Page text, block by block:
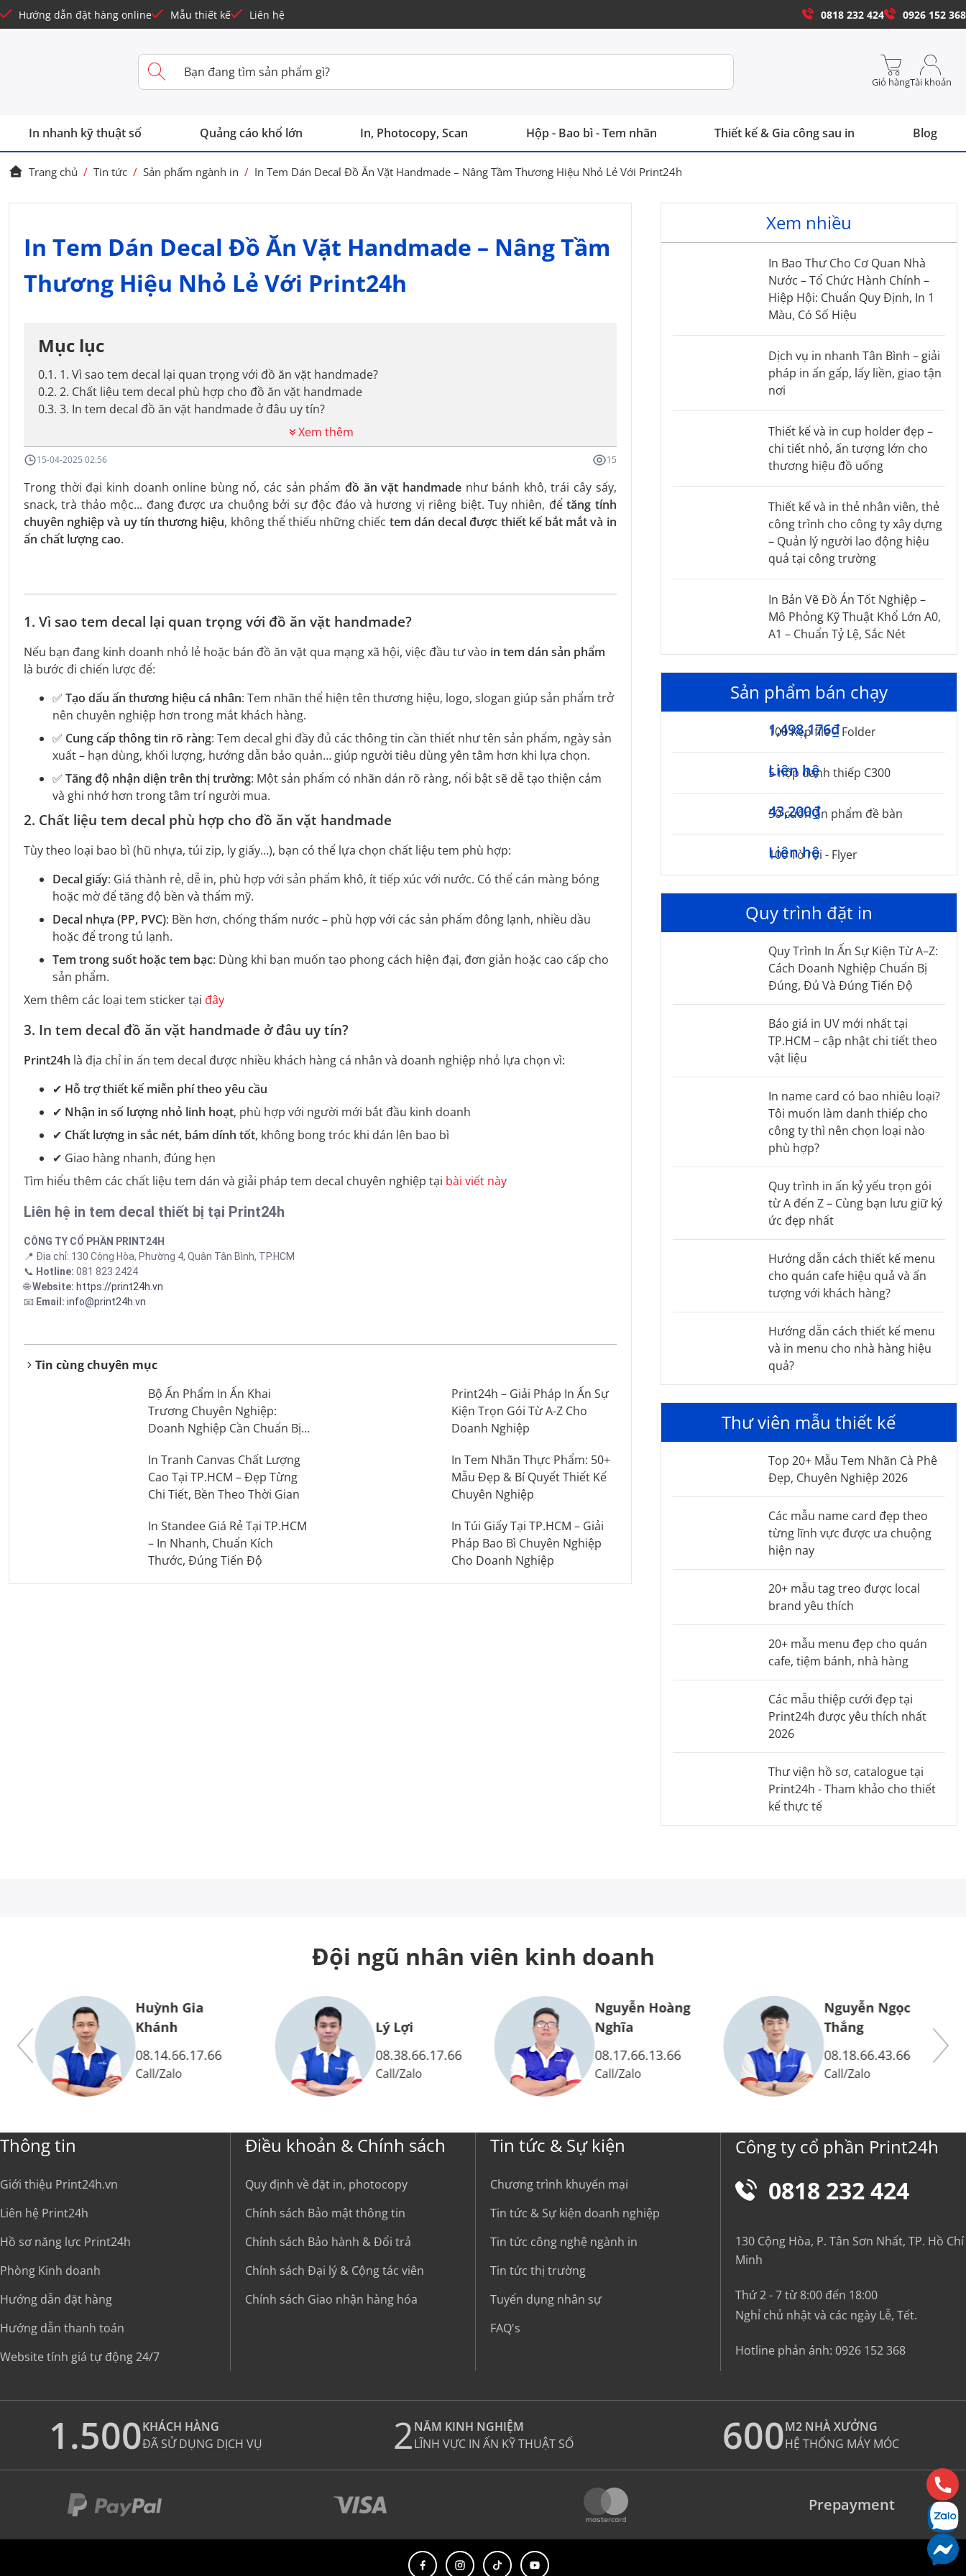
Hướng dẫn đặt hàng online Mẫu thiết kế Liên hệ 0818 232 424 0926 152 368
Giỏ hàngTài khoản
In nhanh kỹ thuật số Quảng cáo khổ lớn In, Photocopy, Scan Hộp - Bao bì - Tem nhãn Thiết kế & Gia công sau in Blog
Trang chủ / Tin tức / Sản phẩm ngành in / In Tem Dán Decal Đồ Ăn Vặt Handmade – Nâng Tầm Thương Hiệu Nhỏ Lẻ Với Print24h
In Tem Dán Decal Đồ Ăn Vặt Handmade – Nâng Tầm
Thương Hiệu Nhỏ Lẻ Với Print24h
Mục lục
0.1. 1. Vì sao tem decal lại quan trọng với đồ ăn vặt handmade?
0.2. 2. Chất liệu tem decal phù hợp cho đồ ăn vặt handmade
0.3. 3. In tem decal đồ ăn vặt handmade ở đâu uy tín?
Xem thêm
15-04-2025 02:56 15
Trong thời đại kinh doanh online bùng nổ, các sản phẩm đồ ăn vặt handmadenhư bánh khô, trái cây sấy,
snack, trà thảo mộc... đang được ưa chuộng bởi sự độc đáo và hương vị riêng biệt. Tuy nhiên, đểtăng tính
chuyên nghiệp và uy tín thương hiệu, không thể thiếu những chiếc tem dán decal được thiết kế bắt mắt và in
ấn chất lượng cao.
1. Vì sao tem decal lại quan trọng với đồ ăn vặt handmade?
Nếu bạn đang kinh doanh nhỏ lẻ hoặc bán đồ ăn vặt qua mạng xã hội, việc đầu tư vào in tem dán sản phẩm
là bước đi chiến lược để:
✅ Tạo dấu ấn thương hiệu cá nhân: Tem nhãn thể hiện tên thương hiệu, logo, slogan giúp sản phẩm trở
nên chuyên nghiệp hơn trong mắt khách hàng.
✅ Cung cấp thông tin rõ ràng: Tem decal ghi đầy đủ các thông tin cần thiết như tên sản phẩm, ngày sản
xuất – hạn dùng, khối lượng, hướng dẫn bảo quản… giúp người tiêu dùng yên tâm hơn khi lựa chọn.
✅ Tăng độ nhận diện trên thị trường: Một sản phẩm có nhãn dán rõ ràng, nổi bật sẽ dễ tạo thiện cảm
và ghi nhớ hơn trong tâm trí người mua.
2. Chất liệu tem decal phù hợp cho đồ ăn vặt handmade
Tùy theo loại bao bì (hũ nhựa, túi zip, ly giấy…), bạn có thể lựa chọn chất liệu tem phù hợp:
Decal giấy: Giá thành rẻ, dễ in, phù hợp với sản phẩm khô, ít tiếp xúc với nước. Có thể cán màng bóng
hoặc mờ để tăng độ bền và thẩm mỹ.
Decal nhựa (PP, PVC): Bền hơn, chống thấm nước – phù hợp với các sản phẩm đông lạnh, nhiều dầu
hoặc để trong tủ lạnh.
Tem trong suốt hoặc tem bạc: Dùng khi bạn muốn tạo phong cách hiện đại, đơn giản hoặc cao cấp cho
sản phẩm.
Xem thêm các loại tem sticker tại đây
3. In tem decal đồ ăn vặt handmade ở đâu uy tín?
Print24h là địa chỉ in ấn tem decal được nhiều khách hàng cá nhân và doanh nghiệp nhỏ lựa chọn vì:
✔ Hỗ trợ thiết kế miễn phí theo yêu cầu
✔ Nhận in số lượng nhỏ linh hoạt, phù hợp với người mới bắt đầu kinh doanh
✔ Chất lượng in sắc nét, bám dính tốt, không bong tróc khi dán lên bao bì
✔ Giao hàng nhanh, đúng hẹn
Tìm hiểu thêm các chất liệu tem dán và giải pháp tem decal chuyên nghiệp tại bài viết này
Liên hệ in tem decal thiết bị tại Print24h
CÔNG TY CỔ PHẦN PRINT24H
📍 Địa chỉ: 130 Cộng Hòa, Phường 4, Quận Tân Bình, TP.HCM
📞 Hotline: 081 823 2424
🌐Website: https://print24h.vn
📧 Email: info@print24h.vn
Tin cùng chuyên mục
Bộ Ấn Phẩm In Ấn Khai
Trương Chuyên Nghiệp:
Doanh Nghiệp Cần Chuẩn Bị
Print24h – Giải Pháp In Ấn Sự
Kiện Trọn Gói Từ A-Z Cho
Doanh Nghiệp
In Tranh Canvas Chất Lượng
Cao Tại TP.HCM – Đẹp Từng
Chi Tiết, Bền Theo Thời Gian
In Tem Nhãn Thực Phẩm: 50+
Mẫu Đẹp & Bí Quyết Thiết Kế
Chuyên Nghiệp
In Standee Giá Rẻ Tại TP.HCM
– In Nhanh, Chuẩn Kích
Thước, Đúng Tiến Độ
In Túi Giấy Tại TP.HCM – Giải
Pháp Bao Bì Chuyên Nghiệp
Cho Doanh Nghiệp
Xem nhiều
In Bao Thư Cho Cơ Quan Nhà
Nước – Tổ Chức Hành Chính –
Hiệp Hội: Chuẩn Quy Định, In 1
Màu, Có Số Hiệu
Dịch vụ in nhanh Tân Bình – giải
pháp in ấn gấp, lấy liền, giao tận
nơi
Thiết kế và in cup holder đẹp –
chi tiết nhỏ, ấn tượng lớn cho
thương hiệu đồ uống
Thiết kế và in thẻ nhân viên, thẻ
công trình cho công ty xây dựng
– Quản lý người lao động hiệu
quả tại công trường
In Bản Vẽ Đồ Án Tốt Nghiệp –
Mô Phỏng Kỹ Thuật Khổ Lớn A0,
A1 – Chuẩn Tỷ Lệ, Sắc Nét
Sản phẩm bán chạy
100 Kẹp file – Folder
1,498,176₫
5 hộp danh thiếp C300
Liên hệ
50 cuốn ấn phẩm đề bàn
43,200₫
100 Tờ rơi - Flyer
Liên hệ
Quy trình đặt in
Quy Trình In Ấn Sự Kiện Từ A–Z:
Cách Doanh Nghiệp Chuẩn Bị
Đúng, Đủ Và Đúng Tiến Độ
Báo giá in UV mới nhất tại
TP.HCM – cập nhật chi tiết theo
vật liệu
In name card có bao nhiêu loại?
Tôi muốn làm danh thiếp cho
công ty thì nên chọn loại nào
phù hợp?
Quy trình in ấn kỷ yếu trọn gói
từ A đến Z – Cùng bạn lưu giữ ký
ức đẹp nhất
Hướng dẫn cách thiết kế menu
cho quán cafe hiệu quả và ấn
tượng với khách hàng?
Hướng dẫn cách thiết kế menu
và in menu cho nhà hàng hiệu
quả?
Thư viên mẫu thiết kế
Top 20+ Mẫu Tem Nhãn Cà Phê
Đẹp, Chuyên Nghiệp 2026
Các mẫu name card đẹp theo
từng lĩnh vực được ưa chuộng
hiện nay
20+ mẫu tag treo được local
brand yêu thích
20+ mẫu menu đẹp cho quán
cafe, tiệm bánh, nhà hàng
Các mẫu thiệp cưới đẹp tại
Print24h được yêu thích nhất
2026
Thư viện hồ sơ, catalogue tại
Print24h - Tham khảo cho thiết
kế thực tế
Đội ngũ nhân viên kinh doanh
Huỳnh Gia
Khánh
08.14.66.17.66
Call/Zalo
Lý Lợi
08.38.66.17.66
Call/Zalo
Nguyễn Hoàng
Nghĩa
08.17.66.13.66
Call/Zalo
Nguyễn Ngọc
Thắng
08.18.66.43.66
Call/Zalo
Thông tin
Giới thiệu Print24h.vn
Liên hệ Print24h
Hồ sơ năng lực Print24h
Phòng Kinh doanh
Hướng dẫn đặt hàng
Hướng dẫn thanh toán
Website tính giá tự động 24/7
Điều khoản & Chính sách
Quy định về đặt in, photocopy
Chính sách Bảo mật thông tin
Chính sách Bảo hành & Đổi trả
Chính sách Đại lý & Cộng tác viên
Chính sách Giao nhận hàng hóa
Tin tức & Sự kiện
Chương trình khuyến mại
Tin tức & Sự kiện doanh nghiệp
Tin tức công nghệ ngành in
Tin tức thị trường
Tuyển dụng nhân sự
FAQ's
Công ty cổ phần Print24h
0818 232 424
130 Cộng Hòa, P. Tân Sơn Nhất, TP. Hồ Chí
Minh
Thứ 2 - 7 từ 8:00 đến 18:00
Nghỉ chủ nhật và các ngày Lễ, Tết.
Hotline phản ánh: 0926 152 368
1.500KHÁCH HÀNG
ĐÃ SỬ DỤNG DỊCH VỤ
2NĂM KINH NGHIỆM
LĨNH VỰC IN ẤN KỸ THUẬT SỐ
600M2 NHÀ XƯỞNG
HỆ THỐNG MÁY MÓC
Prepayment